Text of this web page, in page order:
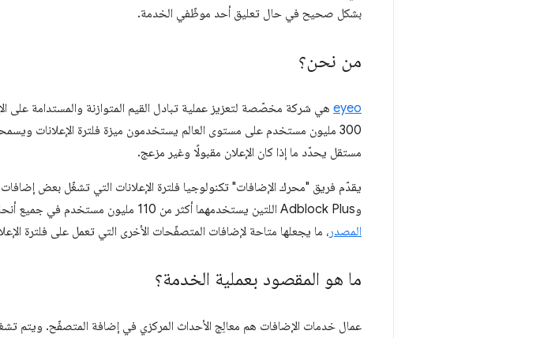
بشكل صحيح في حال تعليق أحد موظّفي الخدمة.
من نحن؟
eyeo هي شركة مخصّصة لتعزيز عملية تبادل القيم المتوازنة والمستدامة على
300 مليون مستخدم على مستوى العالم يستخدمون ميزة فلترة الإعلانات
مستقل يحدّد ما إذا كان الإعلان مقبولًا وغير مزعج.
وAdblock Plus اللتين يستخدمهما أكثر من 110 مليون مستخدم في جميع أنحاء العالم. بالإضافة إلى ذلك، نقدّم هذه التكنولوجيا كـ
المصدر، ما يجعلها متاحة لإضافات المتصفّحات الأخرى التي تعمل على فلترة
ما هو المقصود بعملية الخدمة؟
عمال خدمات الإضافات هم معالِج الأحداث المركزي في إضافة المتصفّح. ويتم